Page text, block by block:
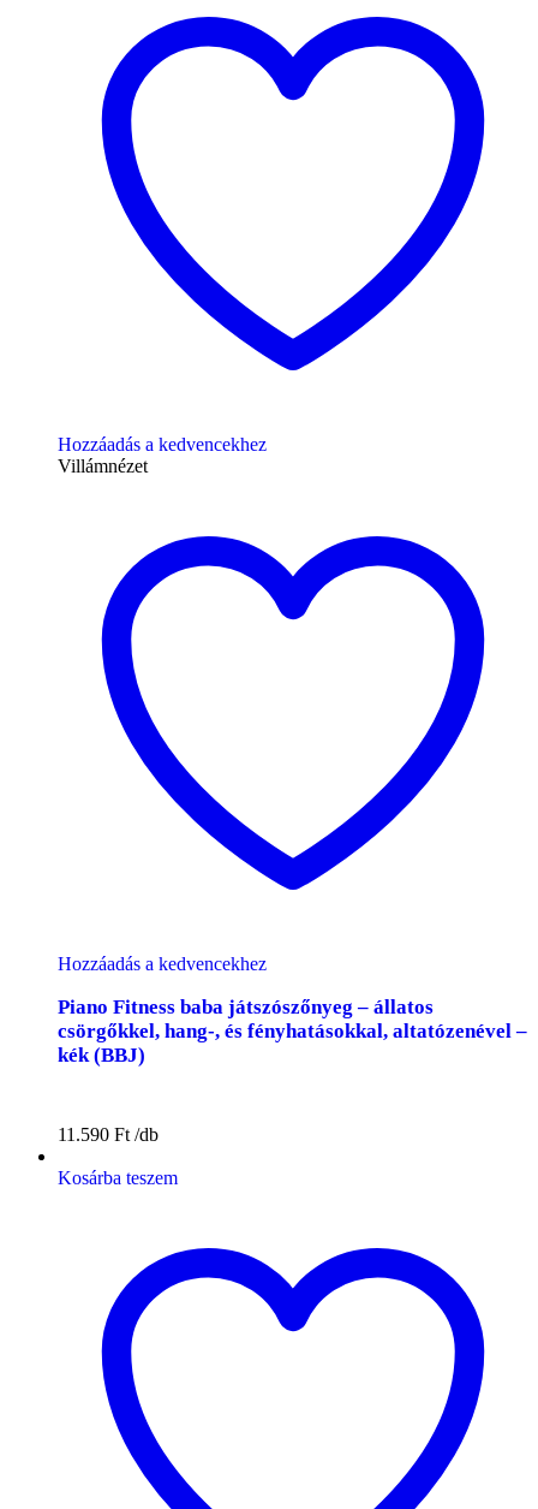
Hozzáadás a kedvencekhez
Villámnézet
Hozzáadás a kedvencekhez
Piano Fitness baba játszószőnyeg – állatos
csörgőkkel, hang-, és fényhatásokkal, altatózenével –
kék (BBJ)
11.590 Ft
Kosárba teszem